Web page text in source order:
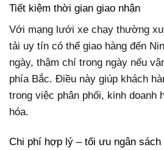
Tiết kiệm thời gian giao nhận
Với mạng lưới xe chạy thường
tải uy tín có thể giao hàng đến
ngày, thậm chí trong ngày nếu
phía Bắc. Điều này giúp khách
trong việc phân phối, kinh doanh
hóa.
Chi phí hợp lý – tối ưu ngân sách